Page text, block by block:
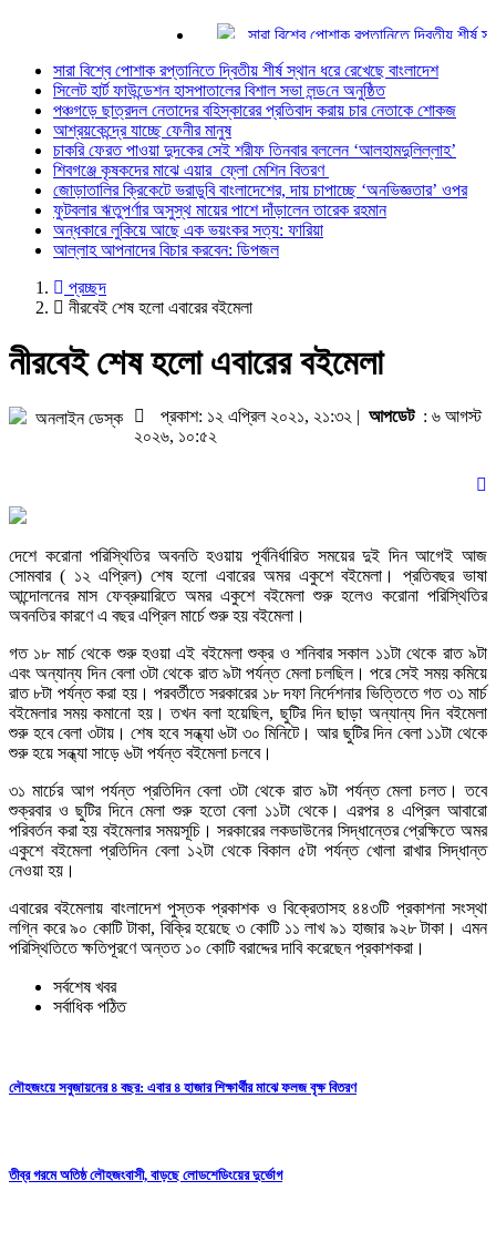
সারা বিশ্বে পোশাক রপ্তানিতে দ্বিতীয় শীর্ষ স্থান
সিলেট হার্ট ফাউন্ডেশন হাসপাতালের বিশাল সভা
পঞ্চগড়ে ছাত্রদল নেতাদের বহিস্কারের প্রতিবাদ
আশ্রয়কেন্দ্রে যাচ্ছে ফেনীর মানুষ
চাকরি ফেরত পাওয়া দুদকের সেই শরীফ তিনবার
শিবগঞ্জে কৃষকদের মাঝে এয়ার ফ্লো মেশিন
জোড়াতালির ক্রিকেটে ভরাডুবি বাংলাদেশের, দায়
ফুটবলার ঋতুপর্ণার অসুস্থ মায়ের পাশে দাঁড়ালেন
অন্ধকারে লুকিয়ে আছে এক ভয়ংকর সত্য: ফারিয়া
আল্লাহ আপনাদের বিচার করবেন: ডিপজল
সারা বিশ্বে পোশাক রপ্তানিতে দ্বিতীয় শীর্ষ স্থান ধরে রেখেছে বাংলাদেশ
সিলেট হার্ট ফাউন্ডেশন হাসপাতালের বিশাল সভা লন্ড‌নে অনুষ্ঠিত
পঞ্চগড়ে ছাত্রদল নেতাদের বহিস্কারের প্রতিবাদ করায় চার নেতাকে শোকজ
আশ্রয়কেন্দ্রে যাচ্ছে ফেনীর মানুষ
চাকরি ফেরত পাওয়া দুদকের সেই শরীফ তিনবার বললেন ‘আলহামদুলিল্লাহ’
শিবগঞ্জে কৃষকদের মাঝে এয়ার ফ্লো মেশিন বিতরণ
জোড়াতালির ক্রিকেটে ভরাডুবি বাংলাদেশের, দায় চাপাচ্ছে ‘অনভিজ্ঞতার’ ওপর
ফুটবলার ঋতুপর্ণার অসুস্থ মায়ের পাশে দাঁড়ালেন তারেক রহমান
অন্ধকারে লুকিয়ে আছে এক ভয়ংকর সত্য: ফারিয়া
আল্লাহ আপনাদের বিচার করবেন: ডিপজল
প্রচ্ছদ
নীরবেই শেষ হলো এবারের বইমেলা
নীরবেই শেষ হলো এবারের বইমেলা
অনলাইন ডেস্ক প্রকাশ: ১২ এপ্রিল ২০২১, ২১:৩২ | আপডেট: ৬ আগস্ট
২০২৬, ১০:৫২
দেশে করোনা পরিস্থিতির অবনতি হওয়ায় পূর্বনির্ধারিত সময়ের দুই দিন আগেই আজ
সোমবার ( ১২ এপ্রিল) শেষ হলো এবারের অমর একুশে বইমেলা। প্রতিবছর ভাষা
আন্দোলনের মাস ফেব্রুয়ারিতে অমর একুশে বইমেলা শুরু হলেও করোনা পরিস্থিতির
অবনতির কারণে এ বছর এপ্রিল মার্চে শুরু হয় বইমেলা।
গত ১৮ মার্চ থেকে শুরু হওয়া এই বইমেলা শুক্র ও শনিবার সকাল ১১টা থেকে রাত ৯টা
এবং অন্যান্য দিন বেলা ৩টা থেকে রাত ৯টা পর্যন্ত মেলা চলছিল। পরে সেই সময় কমিয়ে
রাত ৮টা পর্যন্ত করা হয়। পরবর্তীতে সরকারের ১৮ দফা নির্দেশনার ভিত্তিতে গত ৩১ মার্চ
বইমেলার সময় কমানো হয়। তখন বলা হয়েছিল, ছুটির দিন ছাড়া অন্যান্য দিন বইমেলা
শুরু হবে বেলা ৩টায়। শেষ হবে সন্ধ্যা ৬টা ৩০ মিনিটে। আর ছুটির দিন বেলা ১১টা থেকে
শুরু হয়ে সন্ধ্যা সাড়ে ৬টা পর্যন্ত বইমেলা চলবে।
৩১ মার্চের আগ পর্যন্ত প্রতিদিন বেলা ৩টা থেকে রাত ৯টা পর্যন্ত মেলা চলত। তবে
শুক্রবার ও ছুটির দিনে মেলা শুরু হতো বেলা ১১টা থেকে। এরপর ৪ এপ্রিল আবারো
পরিবর্তন করা হয় বইমেলার সময়সূচি। সরকারের লকডাউনের সিদ্ধান্তের প্রেক্ষিতে অমর
একুশে বইমেলা প্রতিদিন বেলা ১২টা থেকে বিকাল ৫টা পর্যন্ত খোলা রাখার সিদ্ধান্ত
নেওয়া হয়।
এবারের বইমেলায় বাংলাদেশ পুস্তক প্রকাশক ও বিক্রেতাসহ ৪৪৩টি প্রকাশনা সংস্থা
লগ্নি করে ৯০ কোটি টাকা, বিক্রি হয়েছে ৩ কোটি ১১ লাখ ৯১ হাজার ৯২৮ টাকা। এমন
পরিস্থিতিতে ক্ষতিপূরণে অন্তত ১০ কোটি বরাদ্দের দাবি করেছেন প্রকাশকরা।
সর্বশেষ খবর
সর্বাধিক পঠিত
লৌহজংয়ে সবুজায়নের ৪ বছর: এবার ৪ হাজার শিক্ষার্থীর মাঝে ফলজ বৃক্ষ বিতরণ
তীব্র গরমে অতিষ্ঠ লৌহজংবাসী, বাড়ছে লোডশেডিংয়ের দুর্ভোগ